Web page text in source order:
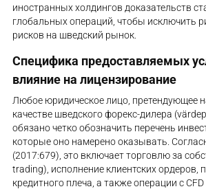
иностранных холдингов доказательств
глобальных операций, чтобы исключить
рисков на шведский рынок.
Специфика предоставляемых
влияние на лицензирование
Любое юридическое лицо, претендующее
качестве шведского форекс-дилера
обязано четко обозначить перечень
которые оно намерено оказывать.
(2017:679), это включает торговлю за
trading), исполнение клиентских ордеров,
кредитного плеча, а также операции с